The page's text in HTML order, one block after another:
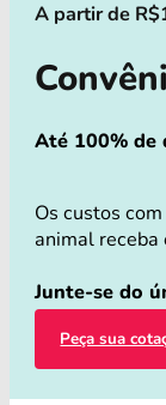
A partir de
Até 100% de
Os custos
animal receba
Junte-se do
Peça sua